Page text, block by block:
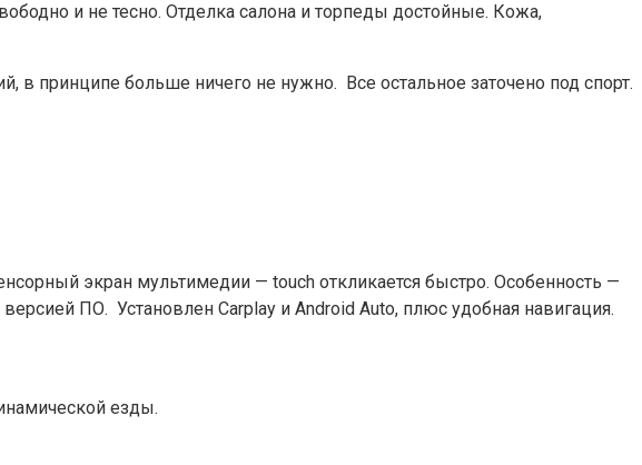
и не тесно. Отделка салона и торпеды достойные. Кожа,
в принципе больше ничего не нужно. Все остальное заточено под спорт.
экран мультимедии — touch откликается быстро. Особенность —
ПО. Установлен Carplay и Android Auto, плюс удобная навигация.
езды.